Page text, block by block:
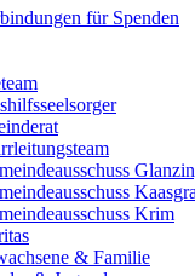
für Spenden
Krim
& Familie